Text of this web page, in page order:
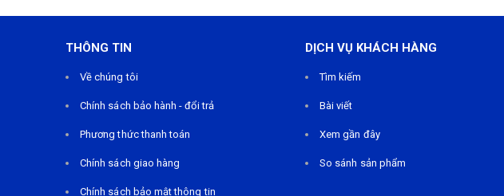
THÔNG TIN
Về chúng tôi
Chính sách bảo hành - đổi trả
Phương thức thanh toán
Chính sách giao hàng
Chính sách bảo mật thông tin
DỊCH VỤ KHÁCH HÀNG
Tìm kiếm
Bài viết
Xem gần đây
So sánh sản phẩm